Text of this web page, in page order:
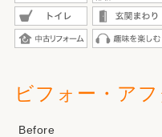
ビフォー・アフ